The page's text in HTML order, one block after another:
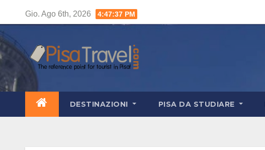
contenuto
Gio. Ago 6th, 2026 4:47:38 PM
DESTINAZIONI PISA DA STUDIARE